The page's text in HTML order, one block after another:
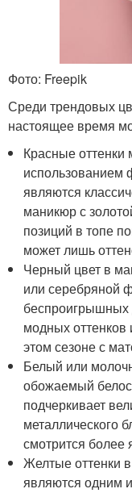
Фото: Freepik
Среди трендовых
настоящее время
Красные
использованием
являются
маникюр с
позиций в топе
может лишь
Черный цвет в
или серебряной
беспроигрышных
модных оттенков
этом сезоне с
Белый или
обожаемый
подчеркивает
металлического
смотрится
Желтые оттенки
являются одним